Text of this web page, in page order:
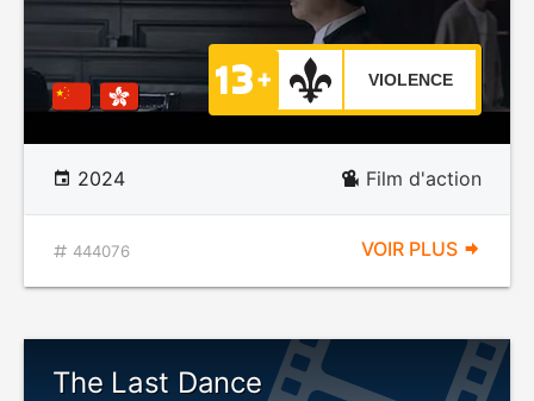
VIOLENCE
2024 Film d'action
444076 VOIR PLUS
The Last Dance